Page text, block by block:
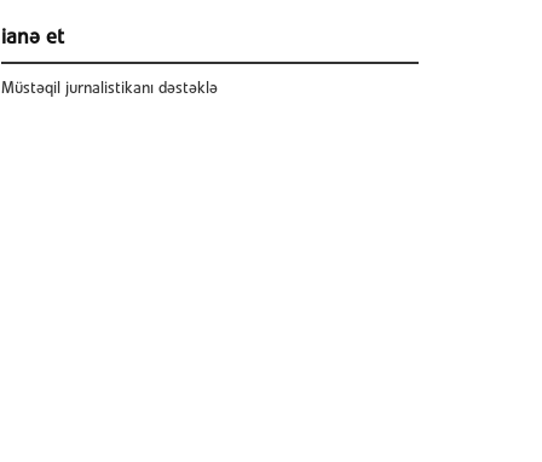
ianə et
Müstəqil jurnalistikanı dəstəklə